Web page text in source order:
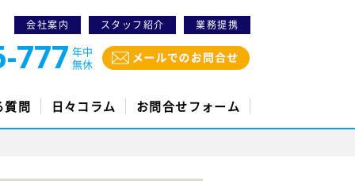
会社案内 スタッフ紹介 業務提携
777 年中
無休
質問 日々コラム お問合せフォーム